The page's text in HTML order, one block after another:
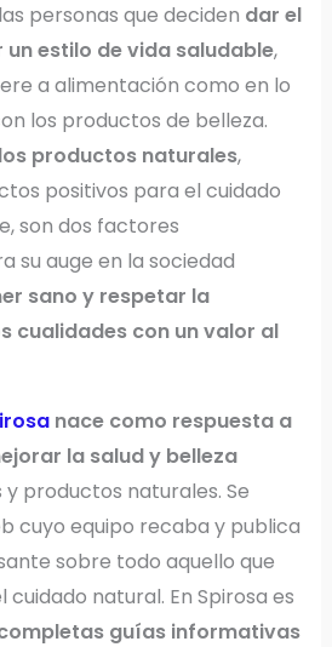
personas que deciden dar el
estilo de vida saludable,
a alimentación como en lo
los productos de belleza.
productos naturales,
positivos para el cuidado
son dos factores
su auge en la sociedad
sano y respetar la
cualidades con un valor al
nace como respuesta a
la salud y belleza
productos naturales. Se
cuyo equipo recaba y publica
sobre todo aquello que
natural. En Spirosa es
guías informativas